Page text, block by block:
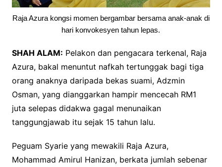
Raja Azura kongsi momen bergambar bersama anak-anak di
hari konvokesyen tahun lepas.
SHAH ALAM: Pelakon dan pengacara terkenal, Raja
Azura, bakal menuntut nafkah tertunggak bagi tiga
orang anaknya daripada bekas suami, Adzmin
Osman, yang dianggarkan hampir mencecah RM1
juta selepas didakwa gagal menunaikan
tanggungjawab itu sejak 15 tahun lalu.
Peguam Syarie yang mewakili Raja Azura,
Mohammad Amirul Hanizan, berkata jumlah sebenar